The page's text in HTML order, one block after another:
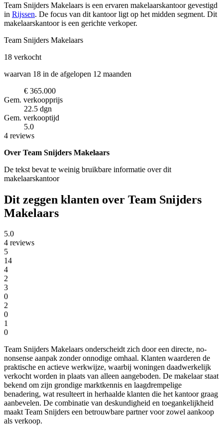
Team Snijders Makelaars is een ervaren makelaarskantoor gevestigd
in Rijssen. De focus van dit kantoor ligt op het midden segment. Dit
makelaarskantoor is een gerichte verkoper.
Team Snijders Makelaars
18 verkocht
waarvan 18 in de afgelopen 12 maanden
€ 365.000
Gem. verkoopprijs
22.5 dgn
Gem. verkooptijd
5.0
4 reviews
Over Team Snijders Makelaars
De tekst bevat te weinig bruikbare informatie over dit
makelaarskantoor
Dit zeggen klanten over Team Snijders
Makelaars
5.0
4 reviews
5
14
4
2
3
0
2
0
1
0
Team Snijders Makelaars onderscheidt zich door een directe, no-
nonsense aanpak zonder onnodige omhaal. Klanten waarderen de
praktische en actieve werkwijze, waarbij woningen daadwerkelijk
verkocht worden in plaats van alleen aangeboden. De makelaar staat
bekend om zijn grondige marktkennis en laagdrempelige
benadering, wat resulteert in herhaalde klanten die het kantoor graag
aanbevelen. De combinatie van deskundigheid en toegankelijkheid
maakt Team Snijders een betrouwbare partner voor zowel aankoop
als verkoop.